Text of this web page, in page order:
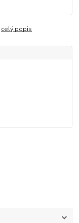
celý popis